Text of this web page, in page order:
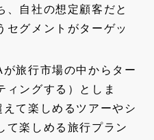
、自社の想定顧客だと
セグメントがターゲッ
旅行市場の中からター
ィングする）としま
て楽しめるツアーやシ
て楽しめる旅行プラン